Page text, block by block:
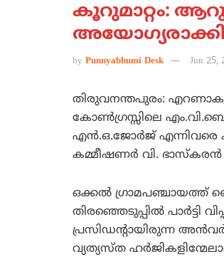
കൂറുമാറ്റം:
അയോഗ്യരാക്കി
by Punnyabhumi Desk Jun 25,
തിരുവനന്തപുരം:
കോണ്‍ഗ്രസ്സിലെ
എന്‍.ഒ.ജോര്‍ജ് എന്നിവരെ
കമ്മീഷണര്‍ വി. ഭാസ്‌കരന്‍
ഒക്കല്‍ ഗ്രാമപഞ്ചായത്ത്
തിരഞ്ഞെടുപ്പില്‍ പാര്‍ട്ടി
പ്രസിഡന്റായിരുന്ന
വ്യത്യസ്ത